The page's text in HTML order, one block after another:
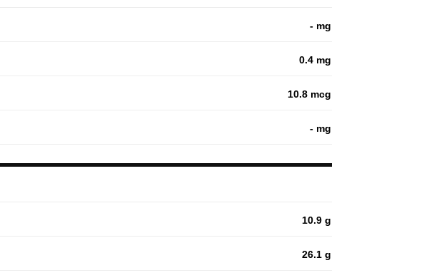
- mg
0.4 mg
10.8 mcg
- mg
10.9 g
26.1 g